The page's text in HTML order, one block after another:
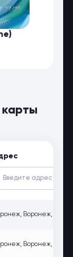
Воронеж, ул.
Воронеж, ул.